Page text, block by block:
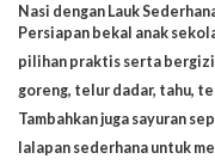
Nasi dengan Lauk
Persiapan bekal anak
pilihan praktis serta bergizi.
goreng, telur dadar, tahu,
Tambahkan juga sayuran
lalapan sederhana untuk